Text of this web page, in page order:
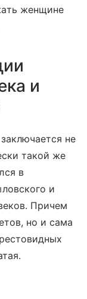
женщине
и
не
такой же
в
и
Причем
но и сама